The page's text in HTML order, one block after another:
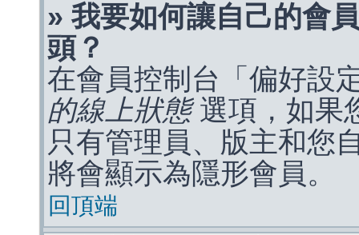
» 我要如何讓自己的會
頭？
在會員控制台「偏好設
的線上狀態選項，如果
只有管理員、版主和您
將會顯示為隱形會員。
回頂端